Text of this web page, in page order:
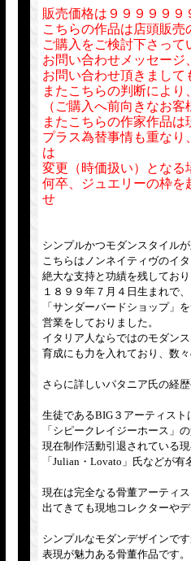
販売価格は９９９９９
こちらの作品は店頭販
ご購入をご検討下さっ
お問い合わせメッセー
お問い合わせ頂きまし
またこちらの判断によ
（ご購入へ前向きなお
またこちらの作家作品
プラス為替事情も重な
は
変更（時価扱い）となる
何卒、ジュエリーの枠を
せ
シンプルかつモダンスタイル
こちらはノンネイティヴのイ
絶大な支持と功績を残してお
１８９９年７月４日生まれで
「サンダーバードショップ」
営業をしておりました。
イタリア人ならではのモダン
育成にも力を入れており、数
さらに詳しいパタニア氏の経
生徒であるBIG３アーティス
「シピークレイジーホース」
現在制作活動引退されている
「Julian・Lovato」氏などが有
現在は完全なる骨董アーティ
出てきても現地コレクターや
シンプルなモダンデザインで
表現が魅力ある骨董作品です。